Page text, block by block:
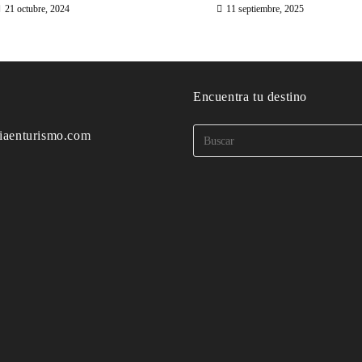
21 octubre, 2024 11 septiembre, 2025
Encuentra tu destino